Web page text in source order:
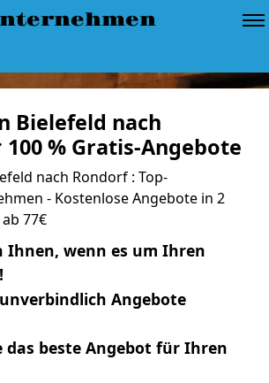
Bielefeld nach
% Gratis-Angebote
nach Rondorf : Top-
- Kostenlose Angebote in 2
77€
Ihnen, wenn es um Ihren
Angebote
das beste Angebot für Ihren